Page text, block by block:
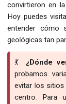
convirtieron en
Hoy puedes
entender cómo
geológicas tan
💃 ¿Dónde
probamos
evitar los sitios
centro. Para